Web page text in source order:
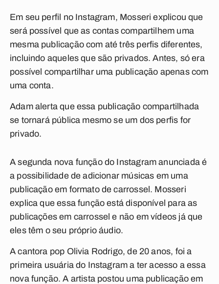
Em seu perfil no Instagram, Mosseri explicou que
será possível que as contas compartilhem uma
mesma publicação com até três perfis diferentes,
incluindo aqueles que são privados. Antes, só era
possível compartilhar uma publicação apenas com
uma conta.
Adam alerta que essa publicação compartilhada
se tornará pública mesmo se um dos perfis for
privado.
A segunda nova função do Instagram anunciada é
a possibilidade de adicionar músicas em uma
publicação em formato de carrossel. Mosseri
explica que essa função está disponível para as
publicações em carrossel e não em vídeos já que
eles têm o seu próprio áudio.
A cantora pop Olivia Rodrigo, de 20 anos, foi a
primeira usuária do Instagram a ter acesso a essa
nova função. A artista postou uma publicação em